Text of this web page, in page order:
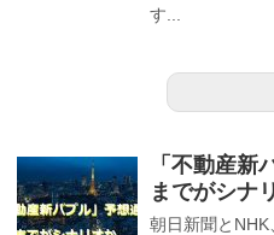
す...
「不動産新
までがシナ
朝日新聞と